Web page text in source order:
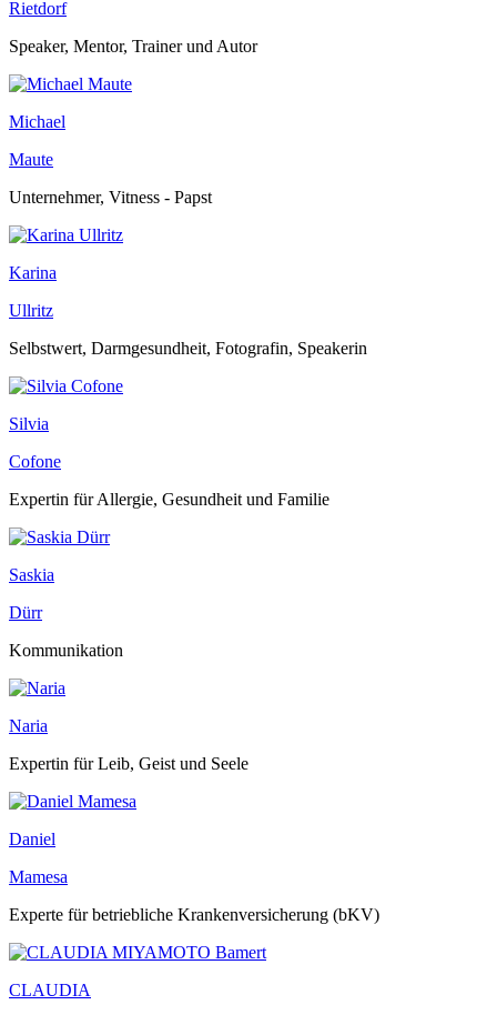
Rietdorf
Speaker, Mentor, Trainer und Autor
Michael
Maute
Unternehmer, Vitness - Papst
Karina
Ullritz
Selbstwert, Darmgesundheit, Fotografin, Speakerin
Silvia
Cofone
Expertin für Allergie, Gesundheit und Familie
Saskia
Dürr
Kommunikation
Naria
Expertin für Leib, Geist und Seele
Daniel
Mamesa
Experte für betriebliche Krankenversicherung (bKV)
CLAUDIA